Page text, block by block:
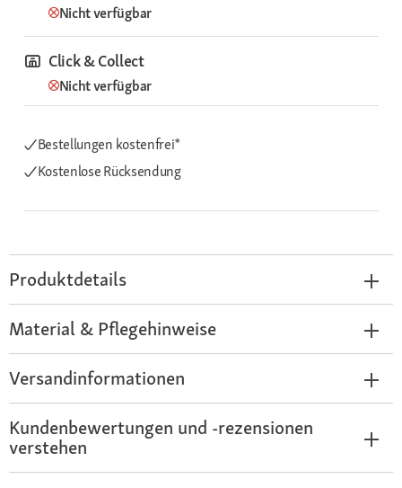
Nicht verfügbar
Click & Collect
Nicht verfügbar
Bestellungen kostenfrei*
Kostenlose Rücksendung
Produktdetails
Material & Pflegehinweise
Versandinformationen
Kundenbewertungen und -rezensionen
verstehen